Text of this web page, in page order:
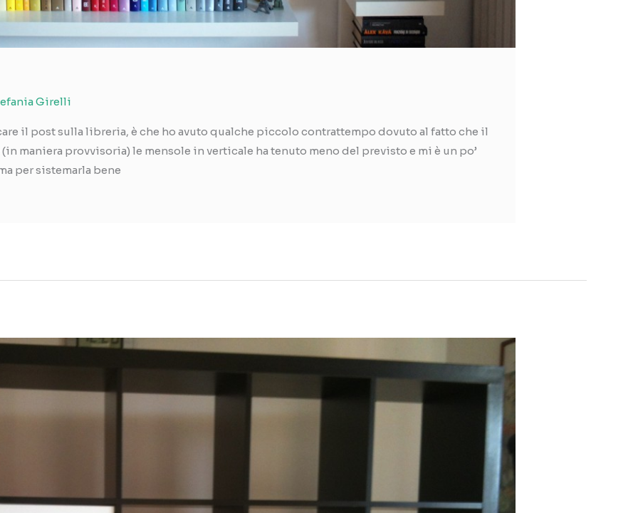
Girelli
il post sulla libreria, è che ho avuto qualche piccolo contrattempo dovuto al fatto che il
maniera provvisoria) le mensole in verticale ha tenuto meno del previsto e mi è un po’
per sistemarla bene